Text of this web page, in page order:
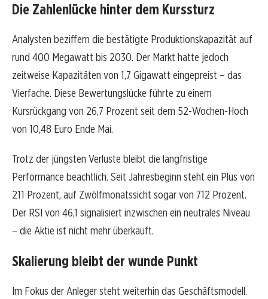
Die Zahlenlücke hinter dem Kurssturz
Analysten beziffern die bestätigte Produktionskapazität auf
rund 400 Megawatt bis 2030. Der Markt hatte jedoch
zeitweise Kapazitäten von 1,7 Gigawatt eingepreist – das
Vierfache. Diese Bewertungslücke führte zu einem
Kursrückgang von 26,7 Prozent seit dem 52-Wochen-Hoch
von 10,48 Euro Ende Mai.
Trotz der jüngsten Verluste bleibt die langfristige
Performance beachtlich. Seit Jahresbeginn steht ein Plus von
211 Prozent, auf Zwölfmonatssicht sogar von 712 Prozent.
Der RSI von 46,1 signalisiert inzwischen ein neutrales Niveau
– die Aktie ist nicht mehr überkauft.
Skalierung bleibt der wunde Punkt
Im Fokus der Anleger steht weiterhin das Geschäftsmodell.